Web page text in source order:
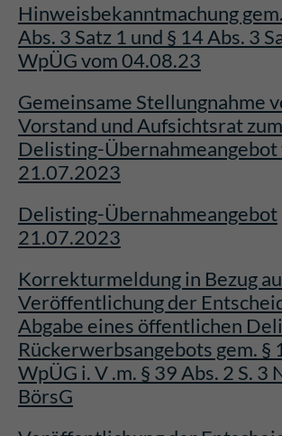
Hinweisbekanntmachung
Abs. 3 Satz 1 und § 14 Abs. 3
WpÜG vom 04.08.23
Gemeinsame Stellungnahme
Vorstand und Aufsichtsrat zum
Delisting-Übernahmeangebot
21.07.2023
Delisting-Übernahmeangebot
21.07.2023
Korrekturmeldung in Bezug
Veröffentlichung der
Abgabe eines öffentlichen
Rückerwerbsangebots gem. §
WpÜG i. V .m. § 39 Abs. 2 S. 3
BörsG